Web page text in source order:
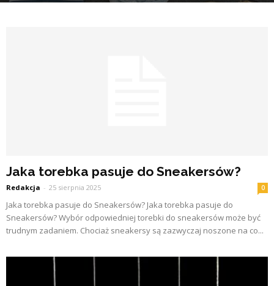
Jaka torebka pasuje do Sneakersów?
Redakcja - 25 sierpnia 2025 0
Jaka torebka pasuje do Sneakersów? Jaka torebka pasuje do
Sneakersów? Wybór odpowiedniej torebki do sneakersów może być
trudnym zadaniem. Chociaż sneakersy są zazwyczaj noszone na co...